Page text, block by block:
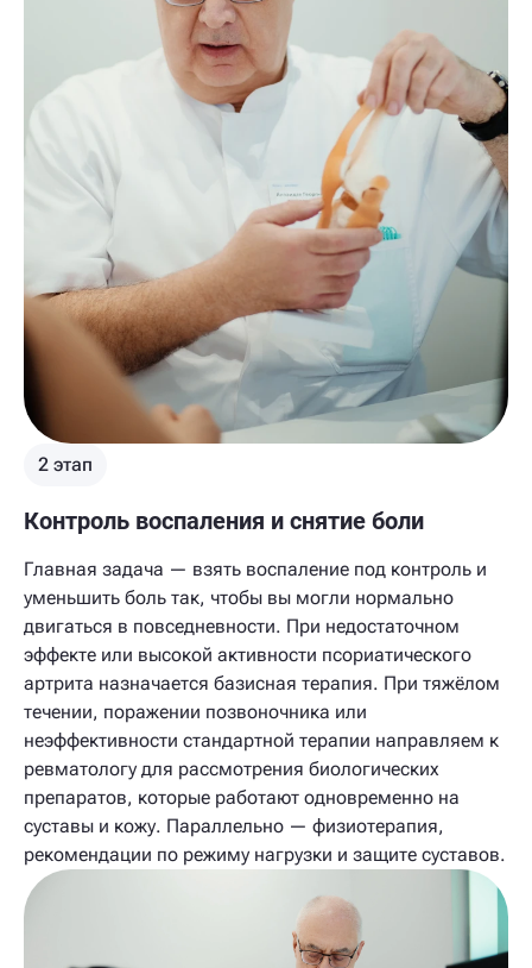
2 этап
Контроль воспаления и снятие боли
Главная задача — взять воспаление под контроль и
уменьшить боль так, чтобы вы могли нормально
двигаться в повседневности. При недостаточном
эффекте или высокой активности псориатического
артрита назначается базисная терапия. При тяжёлом
течении, поражении позвоночника или
неэффективности стандартной терапии направляем к
ревматологу для рассмотрения биологических
препаратов, которые работают одновременно на
суставы и кожу. Параллельно — физиотерапия,
рекомендации по режиму нагрузки и защите суставов.